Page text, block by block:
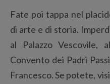
Fate poi tappa nel
di arte e di storia.
al Palazzo Vescovile,
Convento dei Padri
Francesco. Se potete,